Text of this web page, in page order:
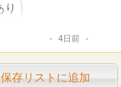
り
CoCo壱番屋
4日前
保存リストに追加